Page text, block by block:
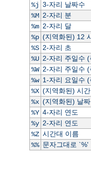
%j 3-자리 날짜수
%M 2-자리 분
%m 2-자리 달
%p (지역화된) 12
%S 2-자리 초
%U 2-자리 주일수
%W 2-자리 주일수
%w 1-자리 요일수
%X (지역화된) 시간
%x (지역화된) 날짜
%Y 4-자리 연도
%y 2-자리 연도
%Z 시간대 이름
%% 문자그대로 `%'